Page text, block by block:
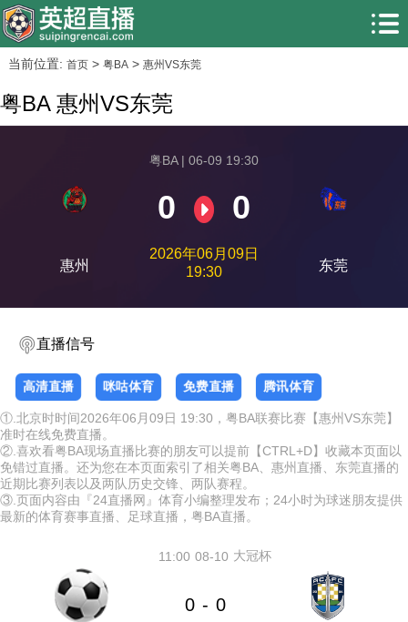
当前位置: 首页> 粤BA> 惠州VS东莞
粤BA 惠州VS东莞
惠州
粤BA | 06-09 19:30
0 0
2026年06月09日
19:30
东莞
直播信号
高清直播 咪咕体育 免费直播 腾讯体育
①.北京时时间2026年06月09日 19:30，粤BA联赛比赛【惠州VS东莞】
准时在线免费直播。
②.喜欢看粤BA现场直播比赛的朋友可以提前【CTRL+D】收藏本页面以
免错过直播。还为您在本页面索引了相关粤BA、惠州直播、东莞直播的
近期比赛列表以及两队历史交锋、两队赛程。
③.页面内容由『24直播网』体育小编整理发布；24小时为球迷朋友提供
最新的体育赛事直播、足球直播，粤BA直播。
08-10
11:00 大冠杯
0 - 0